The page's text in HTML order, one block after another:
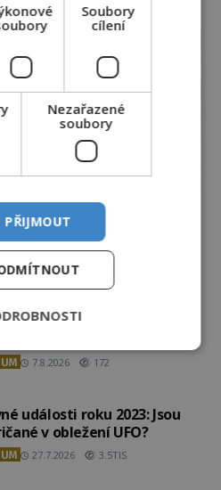
tajemné snímky
7.8.2026 172
události roku 2023: Jsou
v obležení UFO?
27.7.2026 3.5TIS
Soubory
cílení
Nezařazené
soubory
PŘIJMOUT